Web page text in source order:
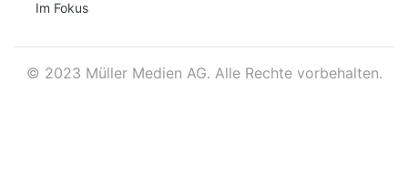
Im Fokus
© 2023 Müller Medien AG. Alle Rechte vorbehalten.